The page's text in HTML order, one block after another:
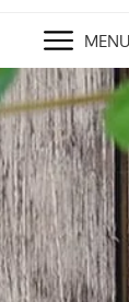
MENU